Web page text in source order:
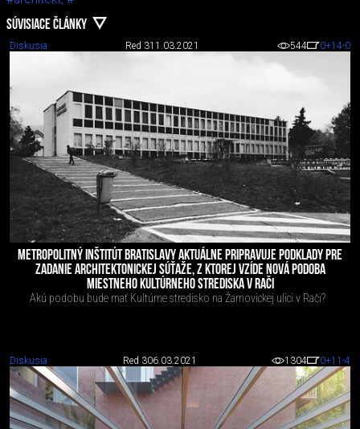
SÚVISIACE ČLÁNKY
Diskusia Red 311.03.2021 544 0+14-0
METROPOLITNÝ INŠTITÚT BRATISLAVY AKTUÁLNE PRIPRAVUJE PODKLADY PRE
ZADANIE ARCHITEKTONICKEJ SÚŤAŽE, Z KTOREJ VZÍDE NOVÁ PODOBA
MIESTNEHO KULTÚRNEHO STREDISKA V RAČI
Akú podobu bude mať Kultúrne stredisko na Žarnovickej ulici v Rači?
Diskusia Red 306.03.2021 1304 0+11 -4